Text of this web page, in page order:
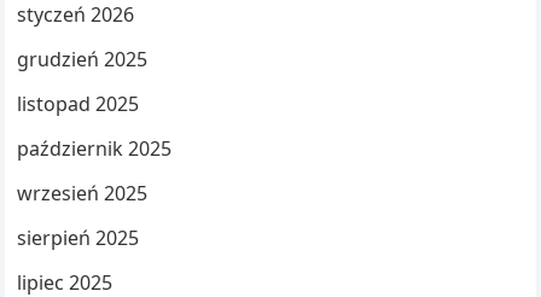
styczeń 2026
grudzień 2025
listopad 2025
październik 2025
wrzesień 2025
sierpień 2025
lipiec 2025